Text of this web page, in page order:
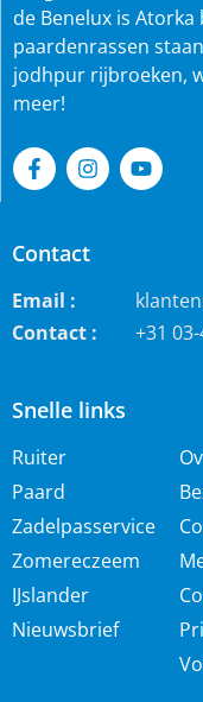
Snelle links
Ruiter
Paard
Zadelpasservice
Zomereczeem
IJslander
Nieuwsbrief
de Benelux is
paardenrassen
jodhpur rijbroeken,
meer!
Contact
Email :
Contact :
+31